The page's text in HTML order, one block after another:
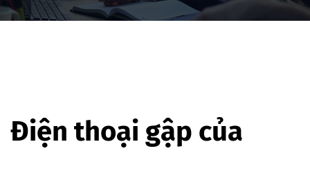
Điện thoại gập của